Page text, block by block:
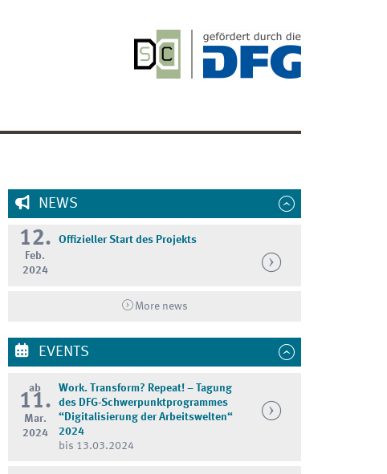
NEWS
12.
Feb.
2024
Offizieller Start des Projekts
More news
EVENTS
ab
11.
Mar.
2024
Work. Transform? Repeat! – Tagung
des DFG-Schwerpunktprogrammes
“Digitalisierung der Arbeitswelten“
2024
bis 13.03.2024